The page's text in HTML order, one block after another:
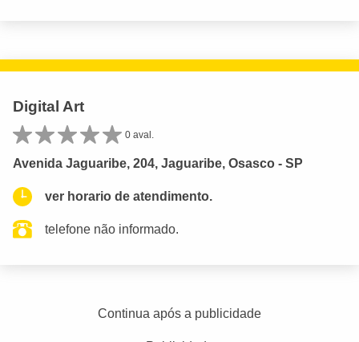
Digital Art
0 aval.
Avenida Jaguaribe, 204, Jaguaribe, Osasco - SP
ver horario de atendimento.
telefone não informado.
Continua após a publicidade